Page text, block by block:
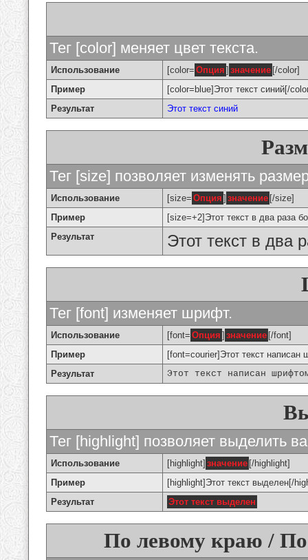
Тег [color] меняет цвет текста.
Использование [color= Опция ] значение [/color]
Пример
[color=blue]Этот текст синий[/
Результат
Этот текст синий
Тег [size] позволяет изменять
Использование [size= Опция ] значение [/size]
Пример
[size=+2]Этот текст в два раза
Результат
Этот текст в два
Тег [font] изменяет шрифт.
Использование [font= Опция ] значение [/font]
Пример
[font=courier]Этот текст
Результат
Этот текст написан
Тег [highlight] позволяет выделить
Использование [highlight] значение [/highlight]
Пример
[highlight]Этот текст выделен[/
Результат
Этот текст выделен
По левому краю /